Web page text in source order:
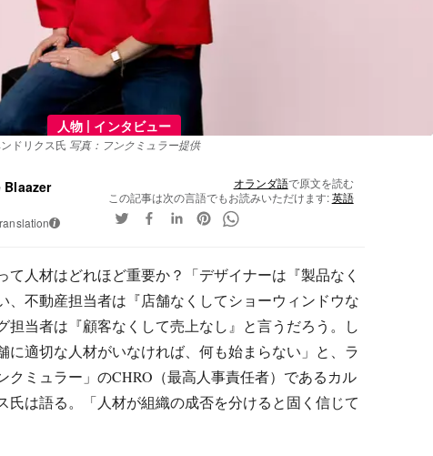
人物 | インタビュー
ドリクス氏 写真：フンクミュラー提供
Blaazer
i
オランダ語で原文を読む
この記事は次の言語でもお読みいただけます:英語
て人材はどれほど重要か？「デザイナーは『製品なく
、不動産担当者は『店舗なくしてショーウィンドウな
担当者は『顧客なくして売上なし』と言うだろう。し
に適切な人材がいなければ、何も始まらない」と、ラ
クミュラー」のCHRO（最高人事責任者）であるカル
氏は語る。「人材が組織の成否を分けると固く信じて